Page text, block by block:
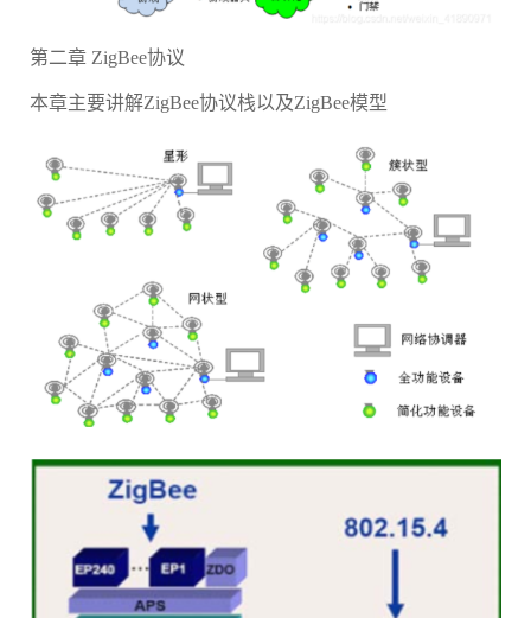
第二章 ZigBee协议
本章主要讲解ZigBee协议栈以及ZigBee模型